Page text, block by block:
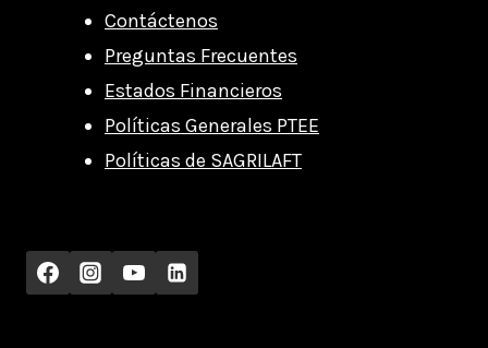
Contáctenos
Preguntas Frecuentes
Estados Financieros
Políticas Generales PTEE
Políticas de SAGRILAFT